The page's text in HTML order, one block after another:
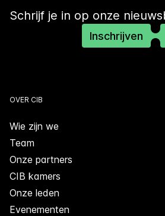
Schrijf je in op onze
Inschrijven
OVER CIB
Wie zijn we
Team
Onze partners
CIB kamers
Onze leden
Evenementen